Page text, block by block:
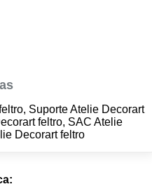
Suporte Atelie Decorart
feltro, SAC Atelie
Decorart feltro